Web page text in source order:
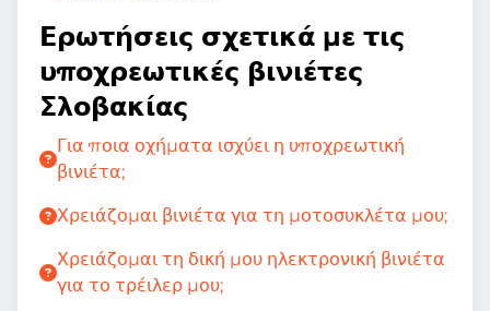
Ερωτήσεις σχετικά με τις
υποχρεωτικές βινιέτες
Σλοβακίας
Για ποια οχήματα ισχύει η υποχρεωτική
βινιέτα;
Χρειάζομαι βινιέτα για τη μοτοσυκλέτα μου;
Χρειάζομαι τη δική μου ηλεκτρονική βινιέτα
για το τρέιλερ μου;